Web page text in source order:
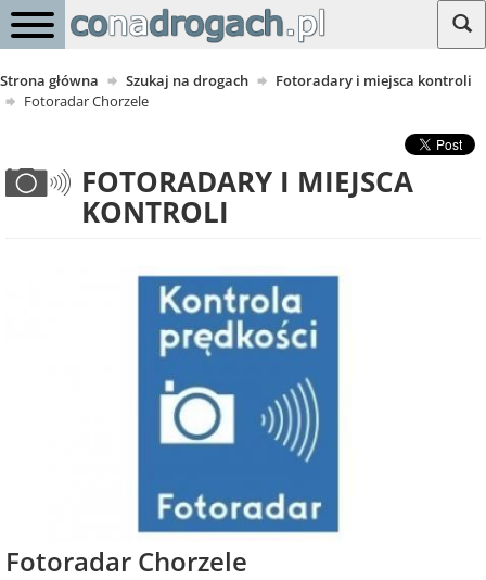
Strona główna Szukaj na drogach
Fotoradary i miejsca kontroli
Fotoradar Chorzele
FOTORADARY I MIEJSCA
KONTROLI
Fotoradar Chorzele